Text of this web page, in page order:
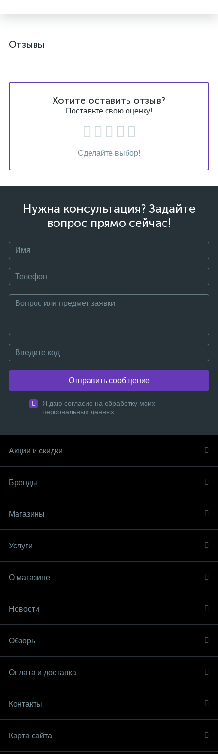
Отзывы
Хотите оставить отзыв?
Поставьте свою оценку!
Сделайте выбор!
Нужна консультация? Задайте
вопрос прямо сейчас!
Отправить сообщение
Я даю согласие на обработку моих
персональных данных
Акции и скидки
Бренды
Магазины
Услуги
О магазине
Новости
Обзоры
Оплата и доставка
Контакты
Карта сайта